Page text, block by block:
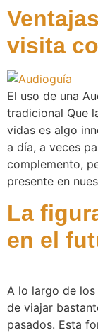
visita
El uso de una
tradicional Que
vidas es algo
a día, a veces
complemento,
presente en
La
en el
A lo largo de los
de viajar
pasados. Esta